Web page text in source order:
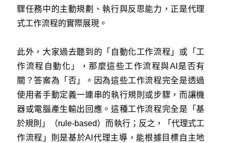
驟任務中的主動規劃、執行與反思能力，正是代理
式工作流程的實際展現。
此外，大家過去聽到的「自動化工作流程」或「工
作流程自動化」，那麼這些工作流程與AI是否有
關？答案為「否」。因為這些工作流程完全是透過
使用者手動定義一連串的執行規則或步驟，而讓機
器或電腦產生輸出回應。這種工作流程完全是「基
於規則」（rule-based）而執行；反之，「代理式工
作流程」則是基於AI代理主導，能根據目標自主地